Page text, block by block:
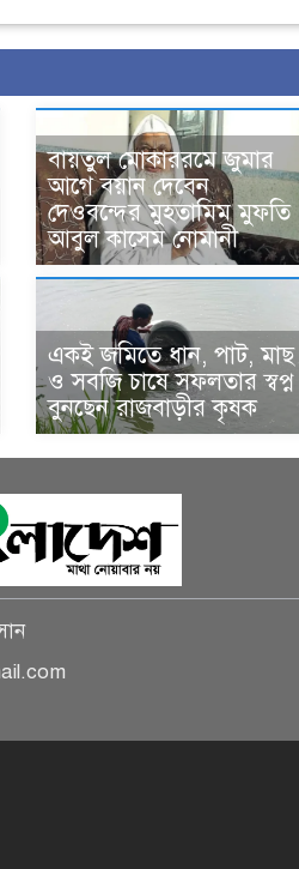
বায়তুল মোকাররমে জুমার
আগে বয়ান দেবেন
দেওবন্দের মুহতামিম মুফতি
আবুল কাসেম নোমানী
একই জমিতে ধান, পাট, মাছ
ও সবজি চাষে সফলতার স্বপ্ন
বুনছেন রাজবাড়ীর কৃষক